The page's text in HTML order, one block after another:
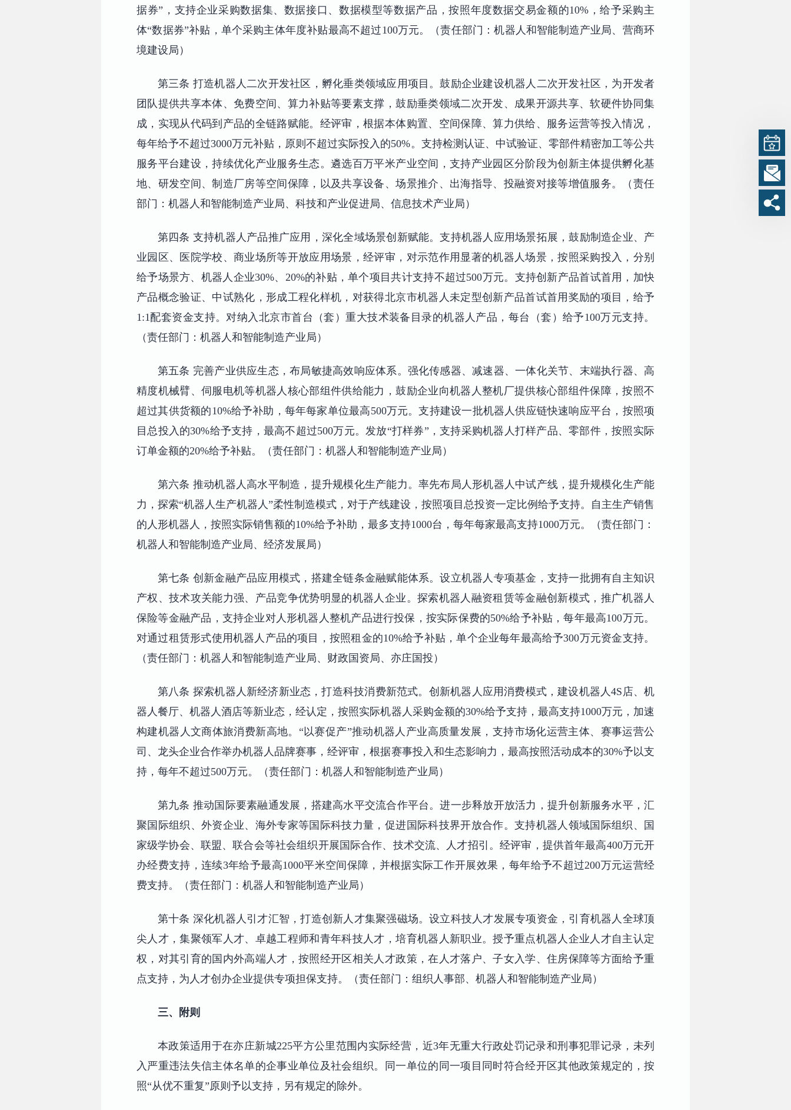
据券”，支持企业采购数据集、数据接口、数据模型等数据产品，按照年度数据交易金额的10%，给予采购主
体“数据券”补贴，单个采购主体年度补贴最高不超过100万元。（责任部门：机器人和智能制造产业局、营商环
境建设局）
第三条 打造机器人二次开发社区，孵化垂类领域应用项目。鼓励企业建设机器人二次开发社区，为开发者
团队提供共享本体、免费空间、算力补贴等要素支撑，鼓励垂类领域二次开发、成果开源共享、软硬件协同集
成，实现从代码到产品的全链路赋能。经评审，根据本体购置、空间保障、算力供给、服务运营等投入情况，
每年给予不超过3000万元补贴，原则不超过实际投入的50%。支持检测认证、中试验证、零部件精密加工等公共
服务平台建设，持续优化产业服务生态。遴选百万平米产业空间，支持产业园区分阶段为创新主体提供孵化基
地、研发空间、制造厂房等空间保障，以及共享设备、场景推介、出海指导、投融资对接等增值服务。（责任
部门：机器人和智能制造产业局、科技和产业促进局、信息技术产业局）
第四条 支持机器人产品推广应用，深化全域场景创新赋能。支持机器人应用场景拓展，鼓励制造企业、产
业园区、医院学校、商业场所等开放应用场景，经评审，对示范作用显著的机器人场景，按照采购投入，分别
给予场景方、机器人企业30%、20%的补贴，单个项目共计支持不超过500万元。支持创新产品首试首用，加快
产品概念验证、中试熟化，形成工程化样机，对获得北京市机器人未定型创新产品首试首用奖励的项目，给予
1:1配套资金支持。对纳入北京市首台（套）重大技术装备目录的机器人产品，每台（套）给予100万元支持。
（责任部门：机器人和智能制造产业局）
第五条 完善产业供应生态，布局敏捷高效响应体系。强化传感器、减速器、一体化关节、末端执行器、高
精度机械臂、伺服电机等机器人核心部组件供给能力，鼓励企业向机器人整机厂提供核心部组件保障，按照不
超过其供货额的10%给予补助，每年每家单位最高500万元。支持建设一批机器人供应链快速响应平台，按照项
目总投入的30%给予支持，最高不超过500万元。发放“打样券”，支持采购机器人打样产品、零部件，按照实际
订单金额的20%给予补贴。（责任部门：机器人和智能制造产业局）
第六条 推动机器人高水平制造，提升规模化生产能力。率先布局人形机器人中试产线，提升规模化生产能
力，探索“机器人生产机器人”柔性制造模式，对于产线建设，按照项目总投资一定比例给予支持。自主生产销售
的人形机器人，按照实际销售额的10%给予补助，最多支持1000台，每年每家最高支持1000万元。（责任部门：
机器人和智能制造产业局、经济发展局）
第七条 创新金融产品应用模式，搭建全链条金融赋能体系。设立机器人专项基金，支持一批拥有自主知识
产权、技术攻关能力强、产品竞争优势明显的机器人企业。探索机器人融资租赁等金融创新模式，推广机器人
保险等金融产品，支持企业对人形机器人整机产品进行投保，按实际保费的50%给予补贴，每年最高100万元。
对通过租赁形式使用机器人产品的项目，按照租金的10%给予补贴，单个企业每年最高给予300万元资金支持。
（责任部门：机器人和智能制造产业局、财政国资局、亦庄国投）
第八条 探索机器人新经济新业态，打造科技消费新范式。创新机器人应用消费模式，建设机器人4S店、机
器人餐厅、机器人酒店等新业态，经认定，按照实际机器人采购金额的30%给予支持，最高支持1000万元，加速
构建机器人文商体旅消费新高地。“以赛促产”推动机器人产业高质量发展，支持市场化运营主体、赛事运营公
司、龙头企业合作举办机器人品牌赛事，经评审，根据赛事投入和生态影响力，最高按照活动成本的30%予以支
持，每年不超过500万元。（责任部门：机器人和智能制造产业局）
第九条 推动国际要素融通发展，搭建高水平交流合作平台。进一步释放开放活力，提升创新服务水平，汇
聚国际组织、外资企业、海外专家等国际科技力量，促进国际科技界开放合作。支持机器人领域国际组织、国
家级学协会、联盟、联合会等社会组织开展国际合作、技术交流、人才招引。经评审，提供首年最高400万元开
办经费支持，连续3年给予最高1000平米空间保障，并根据实际工作开展效果，每年给予不超过200万元运营经
费支持。（责任部门：机器人和智能制造产业局）
第十条 深化机器人引才汇智，打造创新人才集聚强磁场。设立科技人才发展专项资金，引育机器人全球顶
尖人才，集聚领军人才、卓越工程师和青年科技人才，培育机器人新职业。授予重点机器人企业人才自主认定
权，对其引育的国内外高端人才，按照经开区相关人才政策，在人才落户、子女入学、住房保障等方面给予重
点支持，为人才创办企业提供专项担保支持。（责任部门：组织人事部、机器人和智能制造产业局）
三、附则
本政策适用于在亦庄新城225平方公里范围内实际经营，近3年无重大行政处罚记录和刑事犯罪记录，未列
入严重违法失信主体名单的企事业单位及社会组织。同一单位的同一项目同时符合经开区其他政策规定的，按
照“从优不重复”原则予以支持，另有规定的除外。